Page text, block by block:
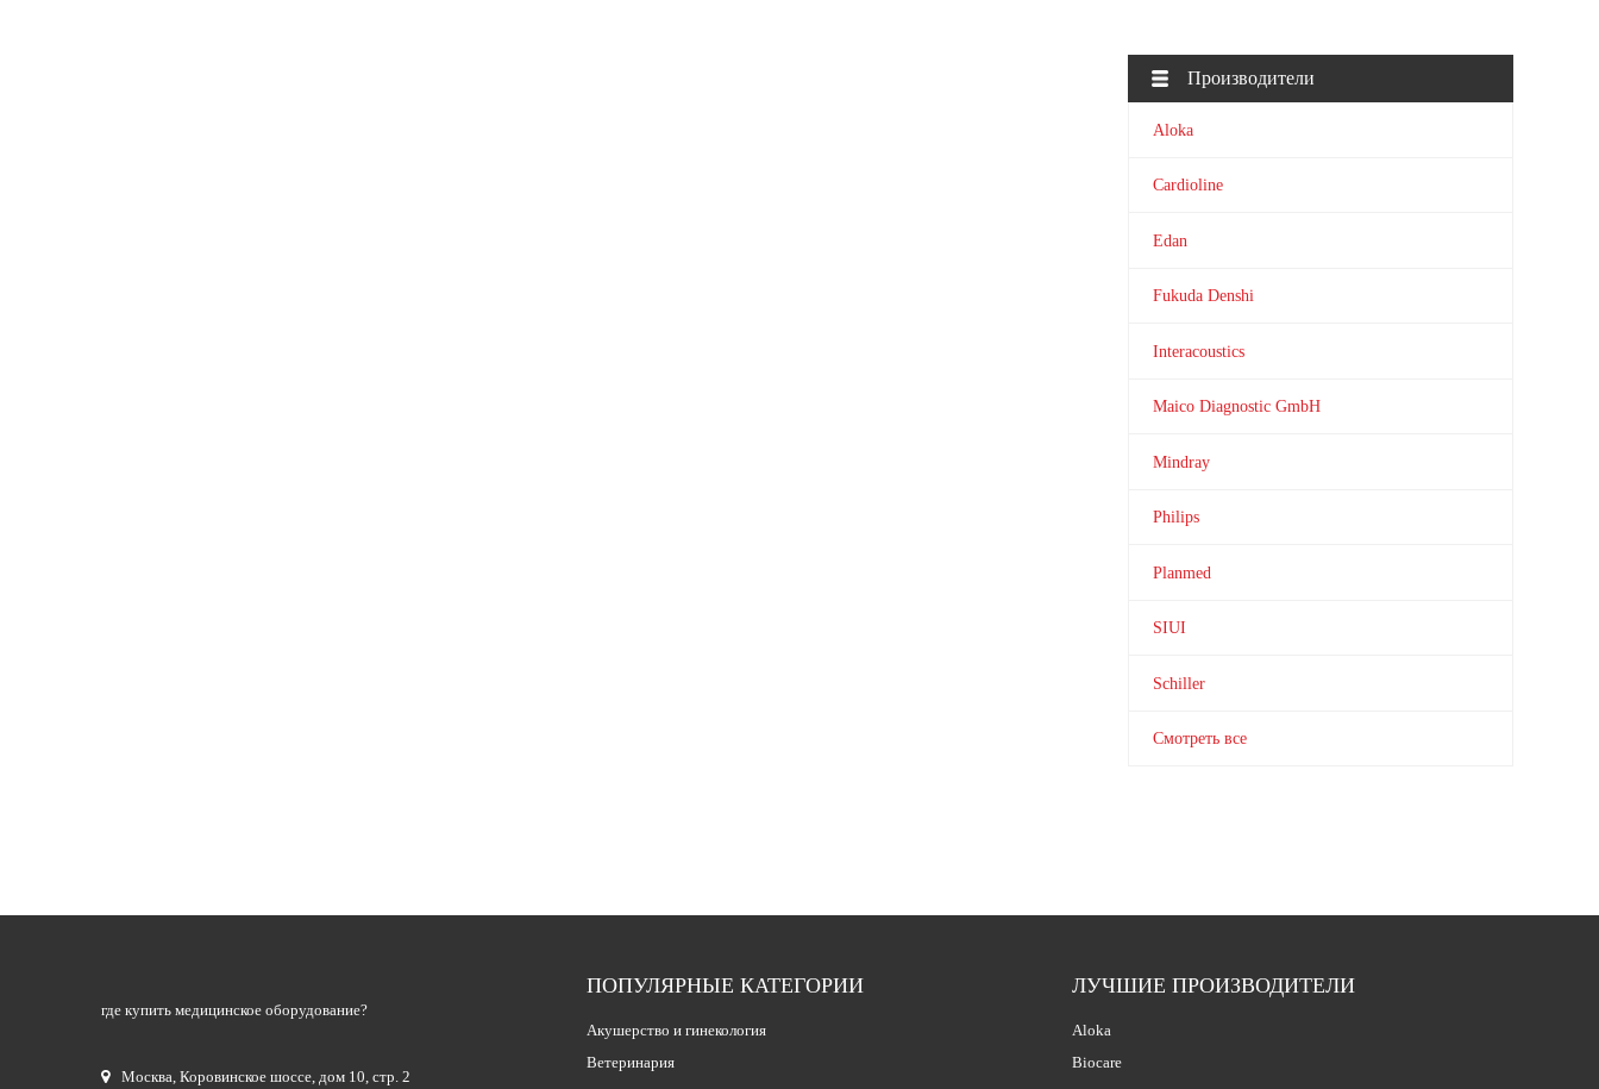
Производители
Aloka
Cardioline
Edan
Fukuda Denshi
Interacoustics
Maico Diagnostic GmbH
Mindray
Philips
Planmed
SIUI
Schiller
Смотреть все
где купить медицинское оборудование?
Москва, Коровинское шоссе, дом 10, стр. 2
ПОПУЛЯРНЫЕ КАТЕГОРИИ
Акушерство и гинекология
Ветеринария
ЛУЧШИЕ ПРОИЗВОДИТЕЛИ
Aloka
Biocare